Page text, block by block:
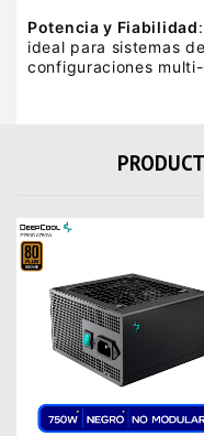
Potencia y Fiabilidad
ideal para sistemas
configuraciones multi-